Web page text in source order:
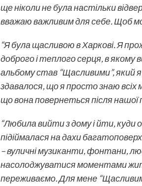
ще ніколи не була настільки
вважаю важливим для себе. Щоб
“Я була щасливою в Харкові. Я
доброго і теплого серця, в якому
альбому став “Щасливими”, який
здавалося, що я просто знаю всіх
що вона повернеться після нашої
“Любила вийти з дому і йти,
підіймалася на дахи
– вуличні музиканти, фонтани,
насолоджуватися моментами
переживаємо. Для мене